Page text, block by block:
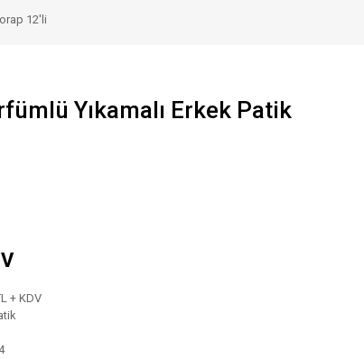
12'li
Yıkamalı Erkek Patik
+ KDV